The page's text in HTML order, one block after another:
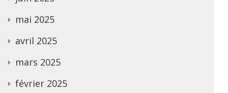
mai 2025
avril 2025
mars 2025
février 2025